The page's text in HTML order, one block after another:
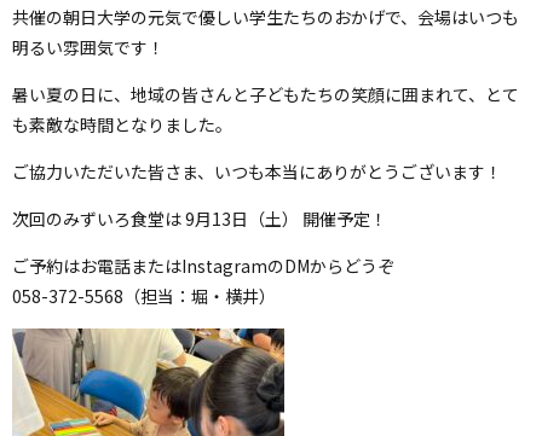
共催の朝日大学の元気で優しい学生たちのおかげで、会場はいつも
明るい雰囲気です！
暑い夏の日に、地域の皆さんと子どもたちの笑顔に囲まれて、とて
も素敵な時間となりました。
ご協力いただいた皆さま、いつも本当にありがとうございます！
次回のみずいろ食堂は 9月13日（土） 開催予定！
ご予約はお電話またはInstagramのDMからどうぞ
058-372-5568（担当：堀・横井）